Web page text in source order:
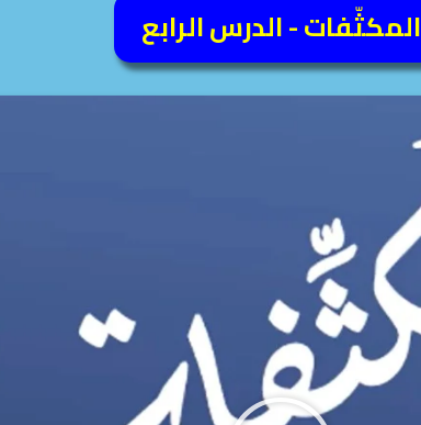
المكثّفات - الدرس الرابع